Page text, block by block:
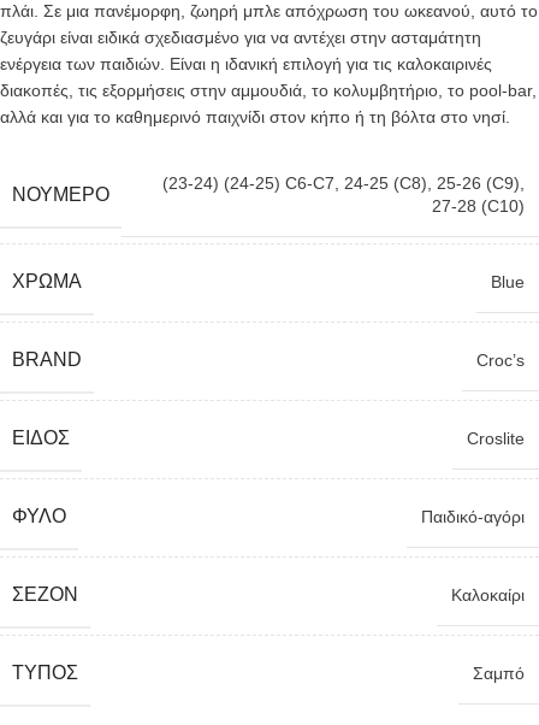
πλάι. Σε μια πανέμορφη, ζωηρή μπλε απόχρωση του ωκεανού, αυτό το
ζευγάρι είναι ειδικά σχεδιασμένο για να αντέχει στην ασταμάτητη
ενέργεια των παιδιών. Είναι η ιδανική επιλογή για τις καλοκαιρινές
διακοπές, τις εξορμήσεις στην αμμουδιά, το κολυμβητήριο, το pool-bar,
αλλά και για το καθημερινό παιχνίδι στον κήπο ή τη βόλτα στο νησί.
ΝΟΎΜΕΡΟ
(23-24) (24-25) C6-C7, 24-25 (C8), 25-26 (C9),
27-28 (C10)
ΧΡΏΜΑ Blue
BRAND Croc’s
ΕΊΔΟΣ Croslite
ΦΎΛΟ Παιδικό-αγόρι
ΣΕΖΌΝ Καλοκαίρι
TΎΠΟΣ Σαμπό